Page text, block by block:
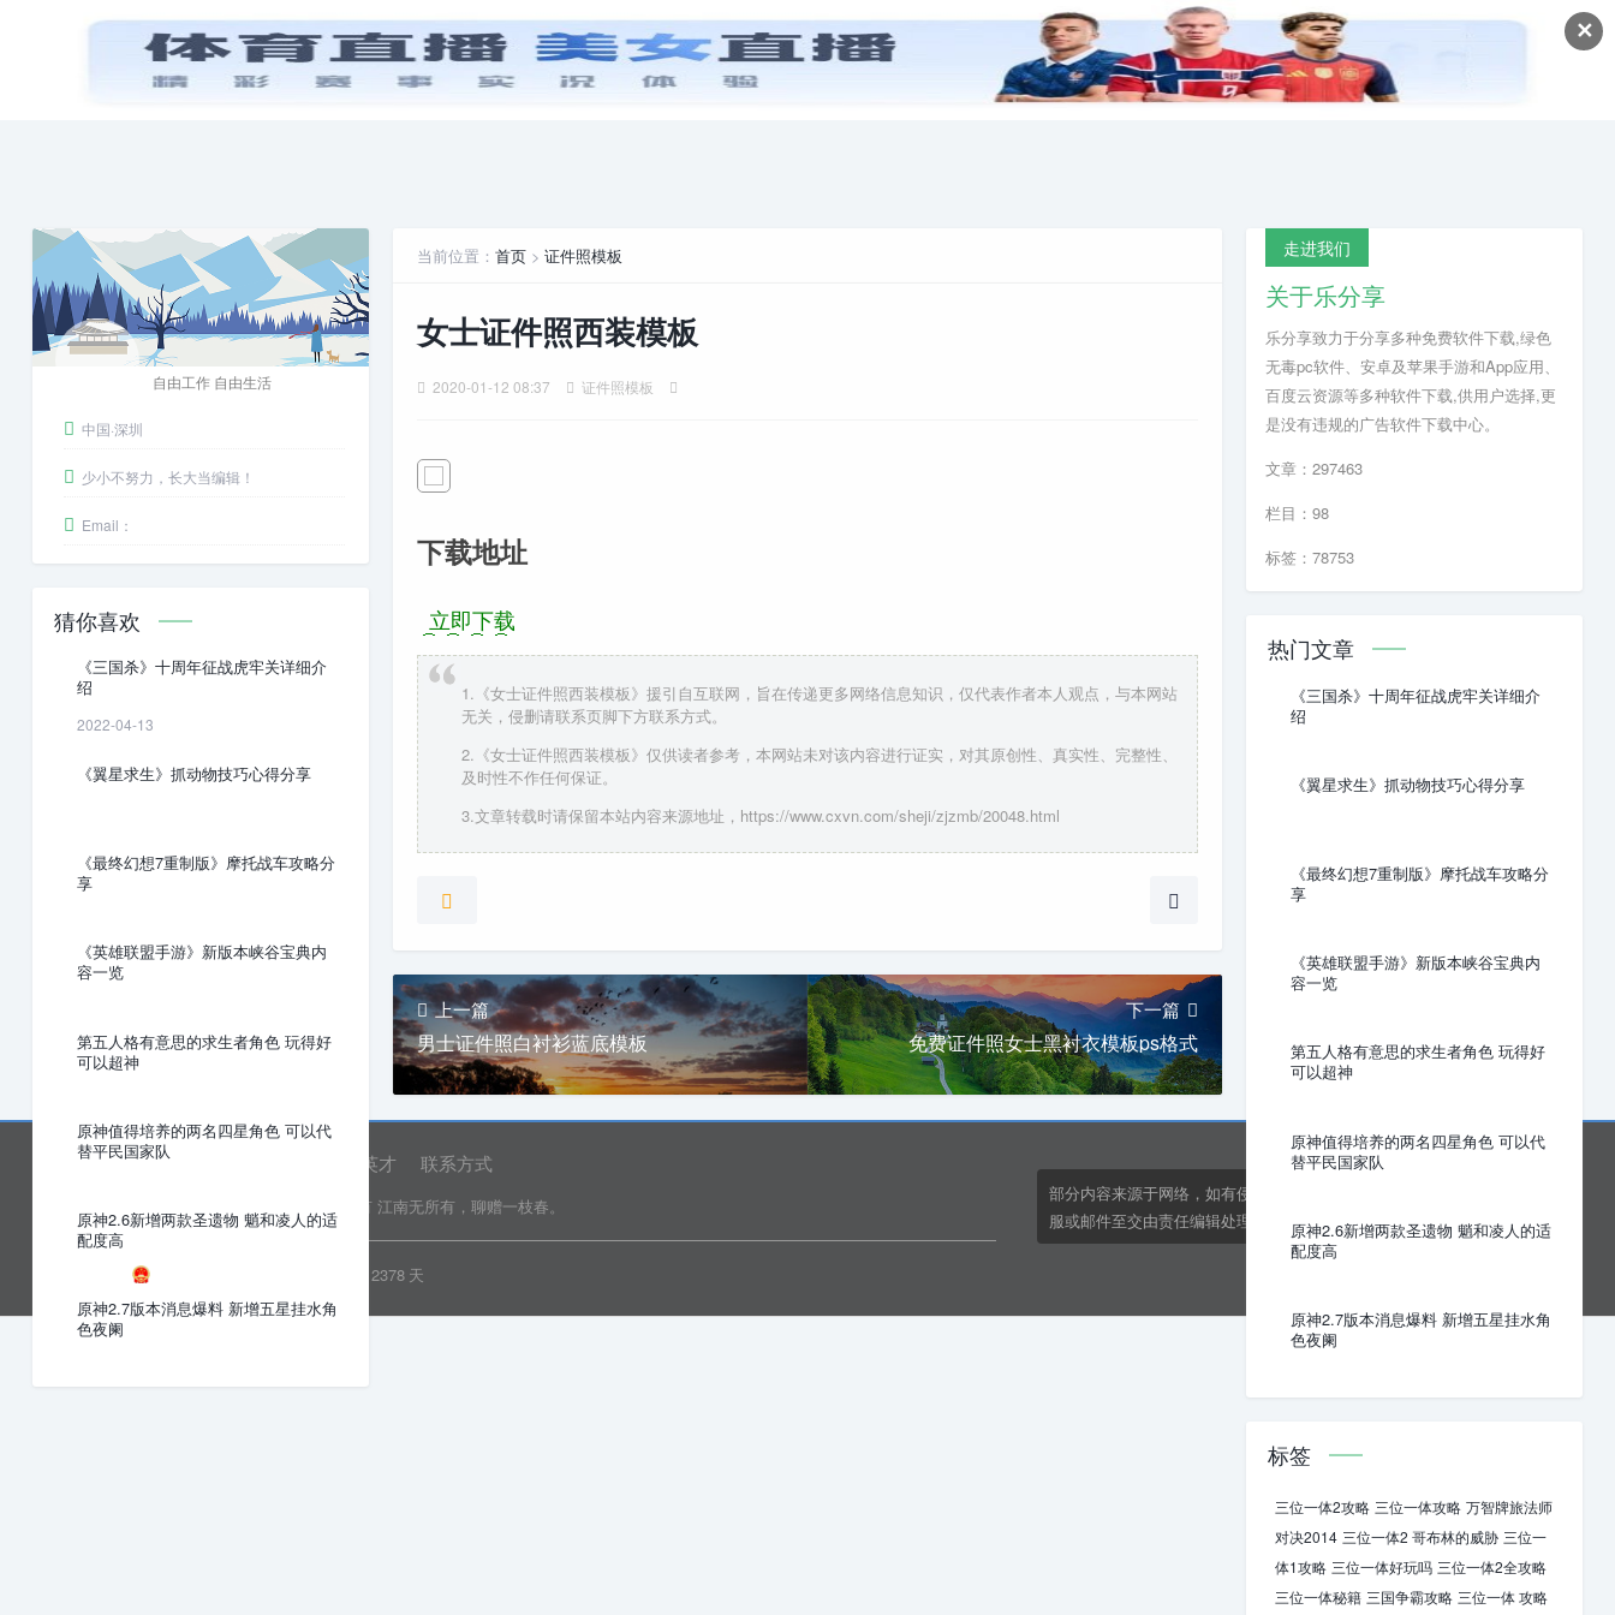
✕
PPT模板 娱乐八卦 安卓游戏 游戏攻略 电脑游戏
当前位置： 首页> 证件照模板
女士证件照西装模板
2020-01-12 08:37 证件照模板
下载地址
立即下载
1.《女士证件照西装模板》援引自互联网，旨在传递更多网络信息知识，仅代表作者本人观点，与本网站
无关，侵删请联系页脚下方联系方式。
2.《女士证件照西装模板》仅供读者参考，本网站未对该内容进行证实，对其原创性、真实性、完整性、
及时性不作任何保证。
3.文章转载时请保留本站内容来源地址，https://www.cxvn.com/sheji/zjzmb/20048.html
上一篇
男士证件照白衬衫蓝底模板
下一篇
免费证件照女士黑衬衣模板ps格式
自由工作 自由生活
中国·深圳
少小不努力，长大当编辑！
Email：
猜你喜欢
《三国杀》十周年征战虎牢关详细介
绍
2022-04-13
《翼星求生》抓动物技巧心得分享
《最终幻想7重制版》摩托战车攻略分
享
《英雄联盟手游》新版本峡谷宝典内
容一览
第五人格有意思的求生者角色 玩得好
可以超神
原神值得培养的两名四星角色 可以代
替平民国家队
原神2.6新增两款圣遗物 魈和凌人的适
配度高
原神2.7版本消息爆料 新增五星挂水角
色夜阑
走进我们
关于乐分享
乐分享致力于分享多种免费软件下载,绿色
无毒pc软件、安卓及苹果手游和App应用、
百度云资源等多种软件下载,供用户选择,更
是没有违规的广告软件下载中心。
文章：297463
栏目：98
标签：78753
热门文章
《三国杀》十周年征战虎牢关详细介
绍
《翼星求生》抓动物技巧心得分享
《最终幻想7重制版》摩托战车攻略分
享
《英雄联盟手游》新版本峡谷宝典内
容一览
第五人格有意思的求生者角色 玩得好
可以超神
原神值得培养的两名四星角色 可以代
替平民国家队
原神2.6新增两款圣遗物 魈和凌人的适
配度高
原神2.7版本消息爆料 新增五星挂水角
色夜阑
标签
三位一体2攻略 三位一体攻略 万智牌旅法师
对决2014 三位一体2 哥布林的威胁 三位一
体1攻略 三位一体好玩吗 三位一体2全攻略
三位一体秘籍 三国争霸攻略 三位一体 攻略
网站首页 诚聘英才 联系方式
Copyright © 2022 乐分享 版权所有 江南无所有，聊赠一枝春。
部分内容来源于网络，如有侵权或内容纠错请联系网站在线客
服或邮件至交由责任编辑处理。kens24dft@hotmail.com
2378 天